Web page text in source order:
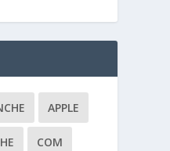
APPLE
COM